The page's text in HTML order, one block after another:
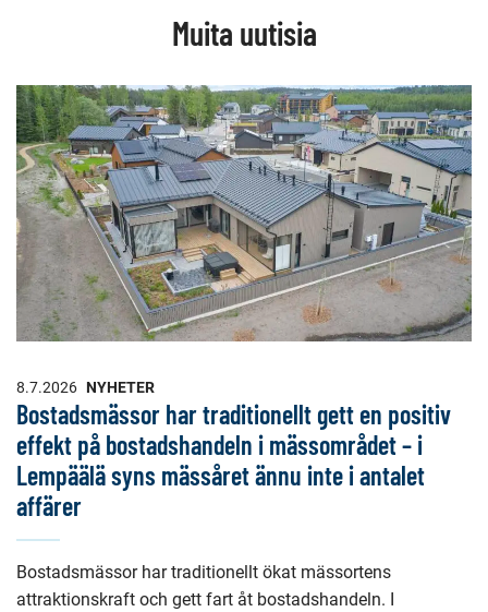
Muita uutisia
8.7.2026 NYHETER
Bostadsmässor har traditionellt gett en positiv
effekt på bostadshandeln i mässområdet – i
Lempäälä syns mässåret ännu inte i antalet
affärer
Bostadsmässor har traditionellt ökat mässortens
attraktionskraft och gett fart åt bostadshandeln. I